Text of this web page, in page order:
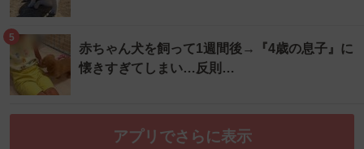
5
赤ちゃん犬を飼って1週間後→『4歳の息子』に
懐きすぎてしまい…反則…
アプリでさらに表示